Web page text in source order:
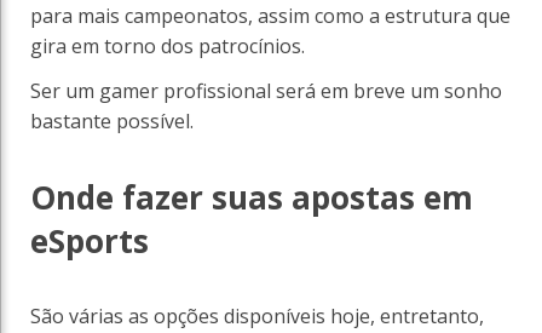
para mais campeonatos, assim como a estrutura que
gira em torno dos patrocínios.
Ser um gamer profissional será em breve um sonho
bastante possível.
Onde fazer suas apostas em
eSports
São várias as opções disponíveis hoje, entretanto,